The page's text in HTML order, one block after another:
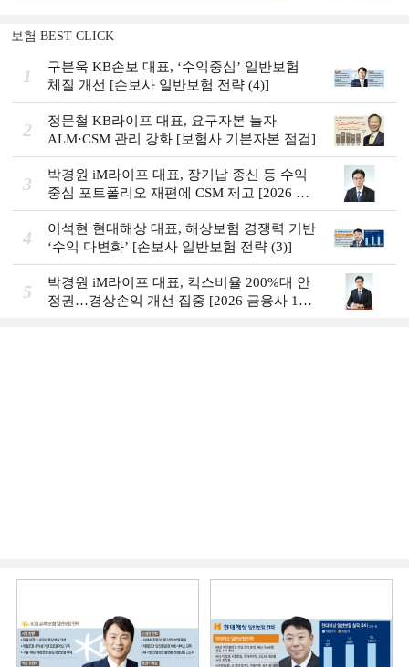
보험 BEST CLICK
1
구본욱 KB손보 대표, ‘수익중심ʼ 일반보험
체질 개선 [손보사 일반보험 전략 (4)]
2
정문철 KB라이프 대표, 요구자본 늘자
ALM·CSM 관리 강화 [보험사 기본자본 점검]
3
박경원 iM라이프 대표, 장기납 종신 등 수익
중심 포트폴리오 재편에 CSM 제고 [2026 금
융사 상반기 실적]
4
이석현 현대해상 대표, 해상보험 경쟁력 기반
‘수익 다변화ʼ [손보사 일반보험 전략 (3)]
5
박경원 iM라이프 대표, 킥스비율 200%대 안
정권…경상손익 개선 집중 [2026 금융사 1분